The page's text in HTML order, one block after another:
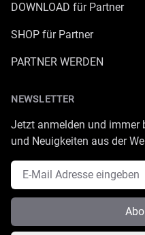
DOWNLOAD für Partner
SHOP für Partner
PARTNER WERDEN
NEWSLETTER
Jetzt anmelden und immer
und Neuigkeiten aus der
E-Mail Adresse